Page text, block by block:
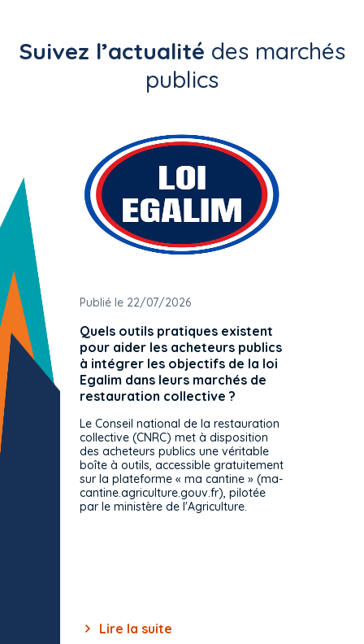
Suivez l’actualité des marchés
publics
Publié le 22/07/2026
Quels outils pratiques existent
pour aider les acheteurs publics
à intégrer les objectifs de la loi
Egalim dans leurs marchés de
restauration collective ?
Le Conseil national de la restauration
collective (CNRC) met à disposition
des acheteurs publics une véritable
boîte à outils, accessible gratuitement
sur la plateforme « ma cantine » (ma-
cantine.agriculture.gouv.fr), pilotée
par le ministère de l'Agriculture.
Lire la suite